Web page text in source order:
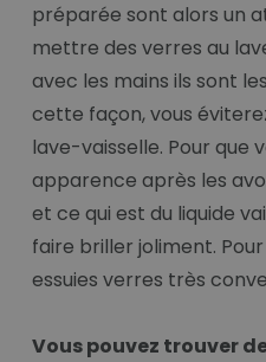
préparée sont alors un
mettre des verres au
avec les mains ils sont
cette façon, vous
lave-vaisselle. Pour que
apparence après les
et ce qui est du liquide
faire briller joliment.
essuies verres très
Vous pouvez trouver